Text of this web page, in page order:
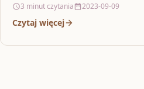
element dekoracyjny, który
może…
3 minut czytania 2023-09-09
Czytaj więcej